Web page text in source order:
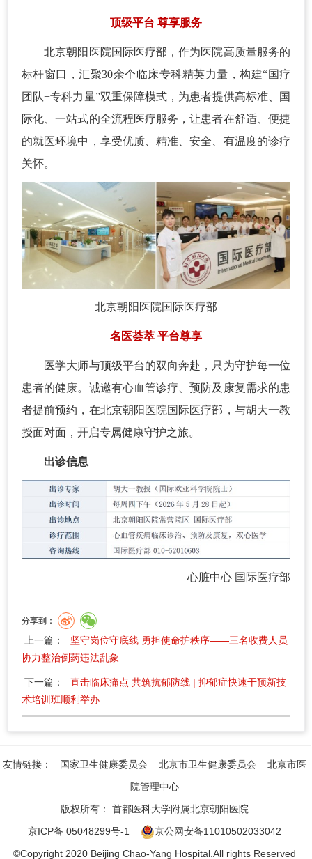
顶级平台 尊享服务
北京朝阳医院国际医疗部，作为医院高质量服务的
标杆窗口，汇聚30余个临床专科精英力量，构建“国疗
团队+专科力量”双重保障模式，为患者提供高标准、国
际化、一站式的全流程医疗服务，让患者在舒适、便捷
的就医环境中，享受优质、精准、安全、有温度的诊疗
关怀。
北京朝阳医院国际医疗部
名医荟萃 平台尊享
医学大师与顶级平台的双向奔赴，只为守护每一位
患者的健康。诚邀有心血管诊疗、预防及康复需求的患
者提前预约，在北京朝阳医院国际医疗部，与胡大一教
授面对面，开启专属健康守护之旅。
出诊信息
心脏中心 国际医疗部
分享到：
上一篇：
坚守岗位守底线 勇担使命护秩序——三名收费人员
协力整治倒药违法乱象
下一篇：
直击临床痛点 共筑抗郁防线 | 抑郁症快速干预新技
术培训班顺利举办
友情链接： 国家卫生健康委员会 北京市卫生健康委员会
北京市医
院管理中心
版权所有： 首都医科大学附属北京朝阳医院
京ICP备 05048299号-1
京公网安备11010502033042
©Copyright 2020 Beijing Chao-Yang Hospital.All rights Reserved